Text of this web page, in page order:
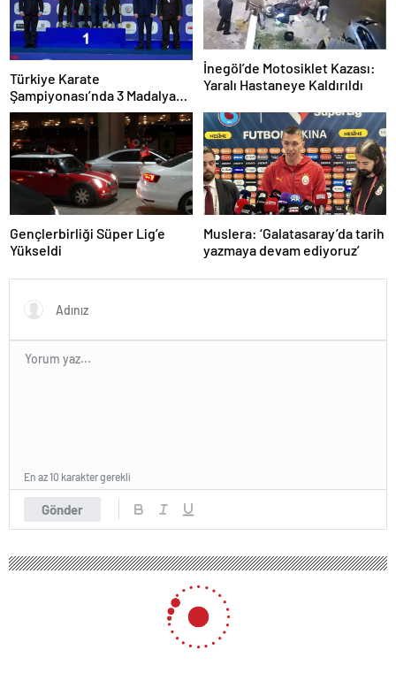
Türkiye Karate
Şampiyonası’nda 3 Madalya
Kazandı
İnegöl’de Motosiklet Kazası:
Yaralı Hastaneye Kaldırıldı
Gençlerbirliği Süper Lig’e
Yükseldi
Muslera: ‘Galatasaray’da tarih
yazmaya devam ediyoruz’
Gönder
En az 10 karakter gerekli